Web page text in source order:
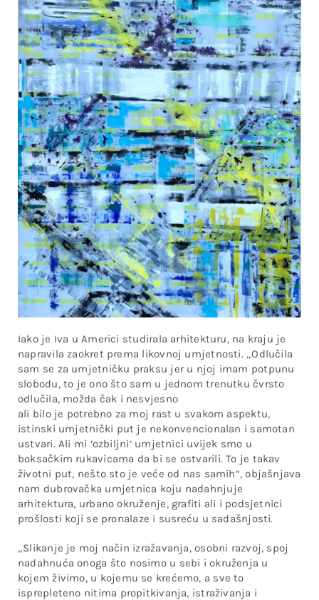
Iako je Iva u Americi studirala arhitekturu, na kraju je
napravila zaokret prema likovnoj umjetnosti. „Odlučila
sam se za umjetničku praksu jer u njoj imam potpunu
slobodu, to je ono što sam u jednom trenutku čvrsto
odlučila, možda čak i nesvjesno
ali bilo je potrebno za moj rast u svakom aspektu,
istinski umjetnički put je nekonvencionalan i samotan
ustvari. Ali mi ‘ozbiljni’ umjetnici uvijek smo u
boksačkim rukavicama da bi se ostvarili. To je takav
životni put, nešto sto je veće od nas samih“, objašnjava
nam dubrovačka umjetnica koju nadahnjuje
arhitektura, urbano okruženje, grafiti ali i podsjetnici
prošlosti koji se pronalaze i susreću u sadašnjosti.
„Slikanje je moj način izražavanja, osobni razvoj, spoj
nadahnuća onoga što nosimo u sebi i okruženja u
kojem živimo, u kojemu se krećemo, a sve to
isprepleteno nitima propitkivanja, istraživanja i